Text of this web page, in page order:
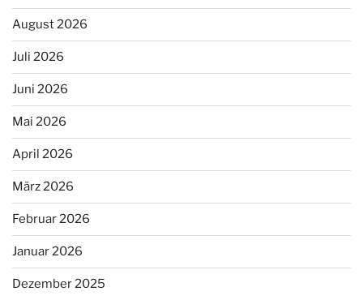
August 2026
Juli 2026
Juni 2026
Mai 2026
April 2026
März 2026
Februar 2026
Januar 2026
Dezember 2025